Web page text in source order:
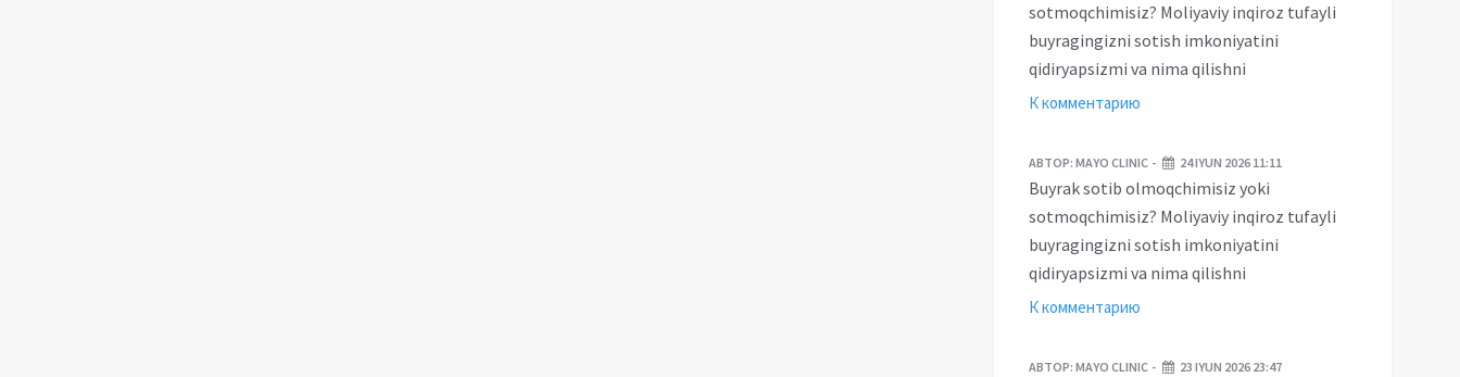
sotmoqchimisiz? Moliyaviy inqiroz tufayli
buyragingizni sotish imkoniyatini
qidiryapsizmi va nima qilishni
К комментарию
АВТОР: MAYO CLINIC 24 IYUN 2026 11:11
Buyrak sotib olmoqchimisiz yoki
sotmoqchimisiz? Moliyaviy inqiroz tufayli
buyragingizni sotish imkoniyatini
qidiryapsizmi va nima qilishni
К комментарию
АВТОР: MAYO CLINIC 23 IYUN 2026 23:47